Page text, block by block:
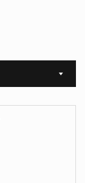
Sort